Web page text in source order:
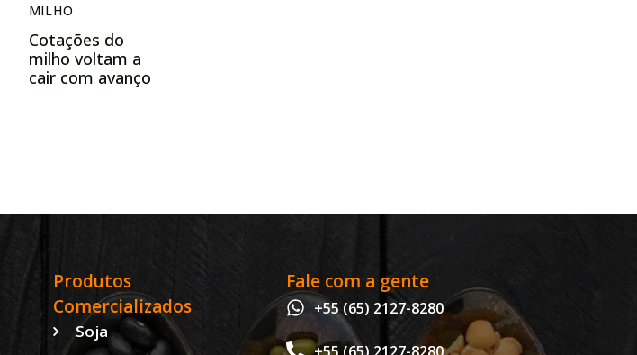
MILHO
Cotações do
milho voltam a
cair com avanço
Produtos
Comercializados
Soja
Fale com a gente
+55 (65) 2127-8280